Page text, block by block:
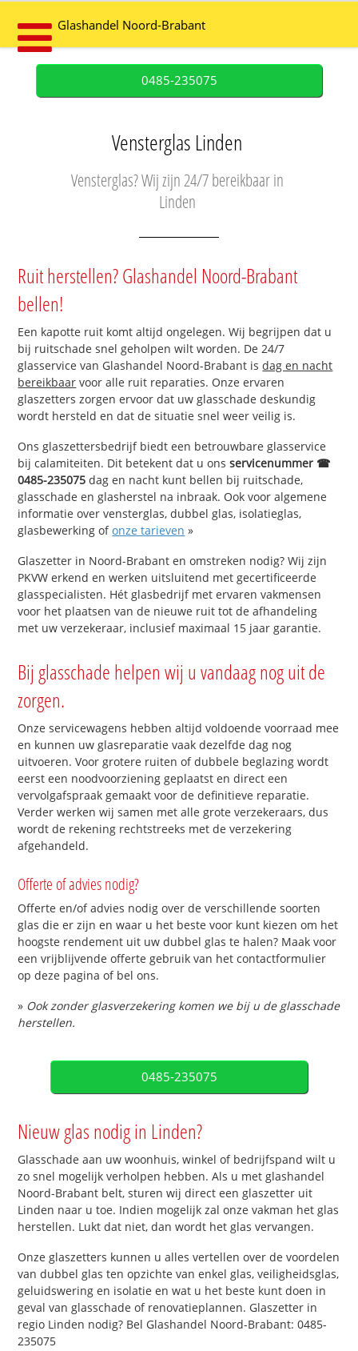
Glashandel Noord-Brabant
0485-235075
Vensterglas Linden
Vensterglas? Wij zijn 24/7 bereikbaar in
Linden
Ruit herstellen? Glashandel Noord-Brabant
bellen!
Een kapotte ruit komt altijd ongelegen. Wij begrijpen dat u
bij ruitschade snel geholpen wilt worden. De 24/7
glasservice van Glashandel Noord-Brabant isdag en nacht
bereikbaar voor alle ruit reparaties. Onze ervaren
glaszetters zorgen ervoor dat uw glasschade deskundig
wordt hersteld en dat de situatie snel weer veilig is.
Ons glaszettersbedrijf biedt een betrouwbare glasservice
bij calamiteiten. Dit betekent dat u onsservicenummer ☎
0485-235075 dag en nacht kunt bellen bij ruitschade,
glasschade en glasherstel na inbraak. Ook voor algemene
informatie over vensterglas, dubbel glas, isolatieglas,
glasbewerking ofonze tarieven »
Glaszetter in Noord-Brabant en omstreken nodig? Wij zijn
PKVW erkend en werken uitsluitend met gecertificeerde
glasspecialisten. Hét glasbedrijf met ervaren vakmensen
voor het plaatsen van de nieuwe ruit tot de afhandeling
met uw verzekeraar, inclusief maximaal 15 jaar garantie.
Bij glasschade helpen wij u vandaag nog uit de
zorgen.
Onze servicewagens hebben altijd voldoende voorraad mee
en kunnen uw glasreparatie vaak dezelfde dag nog
uitvoeren. Voor grotere ruiten of dubbele beglazing wordt
eerst een noodvoorziening geplaatst en direct een
vervolgafspraak gemaakt voor de definitieve reparatie.
Verder werken wij samen met alle grote verzekeraars, dus
wordt de rekening rechtstreeks met de verzekering
afgehandeld.
Offerte of advies nodig?
Offerte en/of advies nodig over de verschillende soorten
glas die er zijn en waar u het beste voor kunt kiezen om het
hoogste rendement uit uw dubbel glas te halen? Maak voor
een vrijblijvende offerte gebruik van het contactformulier
op deze pagina of bel ons.
» Ook zonder glasverzekering komen we bij u de glasschade
herstellen.
0485-235075
Nieuw glas nodig in Linden?
Glasschade aan uw woonhuis, winkel of bedrijfspand wilt u
zo snel mogelijk verholpen hebben. Als u met glashandel
Noord-Brabant belt, sturen wij direct een glaszetter uit
Linden naar u toe. Indien mogelijk zal onze vakman het glas
herstellen. Lukt dat niet, dan wordt het glas vervangen.
Onze glaszetters kunnen u alles vertellen over de voordelen
van dubbel glas ten opzichte van enkel glas, veiligheidsglas,
geluidswering en isolatie en wat u het beste kunt doen in
geval van glasschade of renovatieplannen. Glaszetter in
regio Linden nodig? Bel Glashandel Noord-Brabant: 0485-
235075